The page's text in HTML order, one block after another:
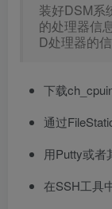
装好DSM系
的处理器信
D处理器的
下载
通过
用Putty或者
在SSH工具